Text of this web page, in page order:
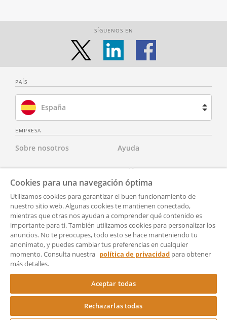
SÍGUENOS EN
PAÍS
España
Francia
Reino Unido
Estados Unidos
EMPRESA
Sobre nosotros
Contacta con nosotros
Para abogados
Para socios
Para Prensa
Condiciones generales de
uso
Ayuda
Tarifas
Aviso Legal
Política de Privacidad
Accesibilidad
Cookies para una navegación óptima
Utilizamos cookies para garantizar el buen funcionamiento de
nuestro sitio web. Algunas cookies te mantienen conectado,
mientras que otras nos ayudan a comprender qué contenido es
importante para ti. También utilizamos cookies para personalizar los
anuncios. No te preocupes, todo esto se hace manteniendo tu
anonimato, y puedes cambiar tus preferencias en cualquier
momento. Consulta nuestra política de privacidad para obtener
más detalles.
Aceptar todas
Rechazarlas todas